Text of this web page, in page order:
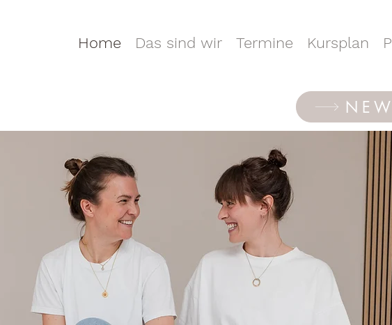
Home Das sind wir Termine Kursplan